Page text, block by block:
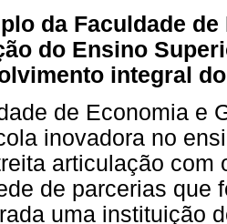
da Faculdade
do Ensino
integral
de Economia e
inovadora no
articulação com
de parcerias que
uma instituição